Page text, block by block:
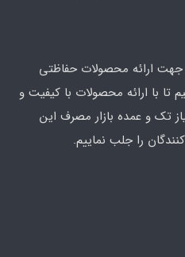
جهت ارائه محصولات حفاظتی
تا با ارائه محصولات با کیفیت و
تک و عمده بازار مصرف این
را جلب نماییم.